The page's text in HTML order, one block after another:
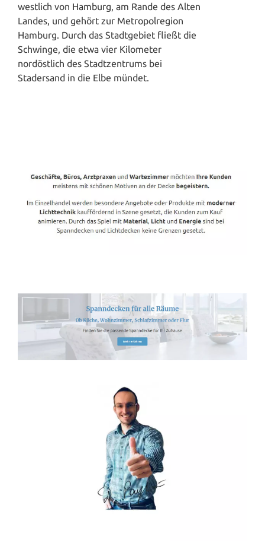
westlich von Hamburg, am Rande des Alten
Landes, und gehört zur Metropolregion
Hamburg. Durch das Stadtgebiet fließt die
Schwinge, die etwa vier Kilometer
nordöstlich des Stadtzentrums bei
Stadersand in die Elbe mündet.